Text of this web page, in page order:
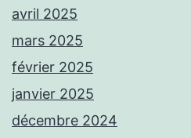
avril 2025
mars 2025
février 2025
janvier 2025
décembre 2024